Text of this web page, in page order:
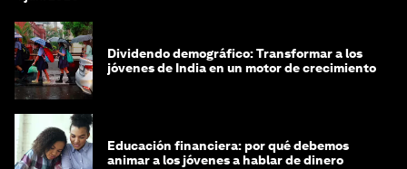
Dividendo demográfico: Transformar a los
jóvenes de India en un motor de crecimiento
Educación financiera: por qué debemos
animar a los jóvenes a hablar de dinero